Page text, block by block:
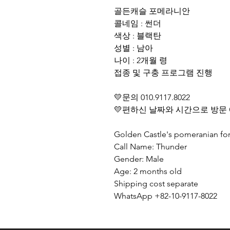
골든캐슬 포메라니안
콜네임 : 썬더
색상 : 블랙탄
성별 : 남아
나이 : 2개월 령
접종 및 구충 프로그램 진행
💛문의 010.9117.8022
💛편하신 날짜와 시간으로 방문
Golden Castle's pomeranian
Call Name: Thunder
Gender: Male
Age: 2 months old
Shipping cost separate
WhatsApp +82-10-9117-8022